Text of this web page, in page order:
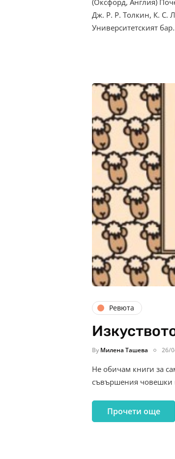
Дж. Р. Р. Толкин, К. С.
Университетският
Ревюта
By Милена Ташева 26/
Не обичам книги за
съвършения човешки
Прочети още